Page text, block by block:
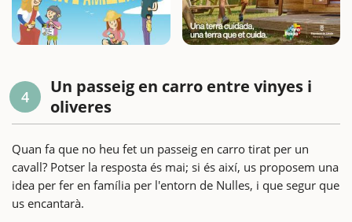
4
Un passeig en carro entre vinyes i
oliveres
Quan fa que no heu fet un passeig en carro tirat per un
cavall? Potser la resposta és mai; si és així, us proposem una
idea per fer en família per l'entorn de Nulles, i que segur que
us encantarà.